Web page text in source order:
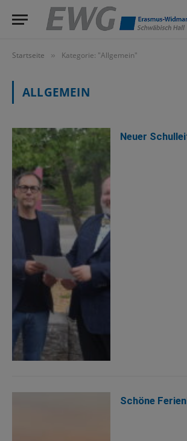
Startseite » Kategorie: "Allgemein"
ALLGEMEIN
Neuer
Schöne